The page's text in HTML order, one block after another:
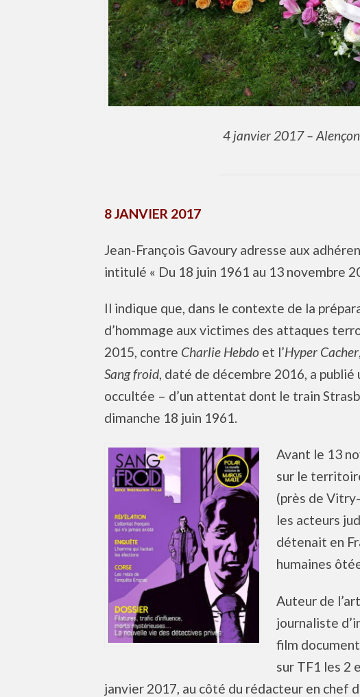
4 janvier 2017 –
8 JANVIER 2017
Jean-François Gavoury adresse aux
intitulé « Du 18 juin 1961 au 13 novembre
Il indique que, dans le contexte de la
d’hommage aux victimes des attaques
2015, contre Charlie Hebdo et l’Hyper Cacher
Sang froid, daté de décembre 2016, a
occultée – d’un attentat dont le train
dimanche 18 juin 1961.
Avant le 13
sur le
(près de
les acteurs
détenait en
humaines
Auteur de
journaliste
film
sur TF1 les 2
janvier 2017, au côté du rédacteur en chef